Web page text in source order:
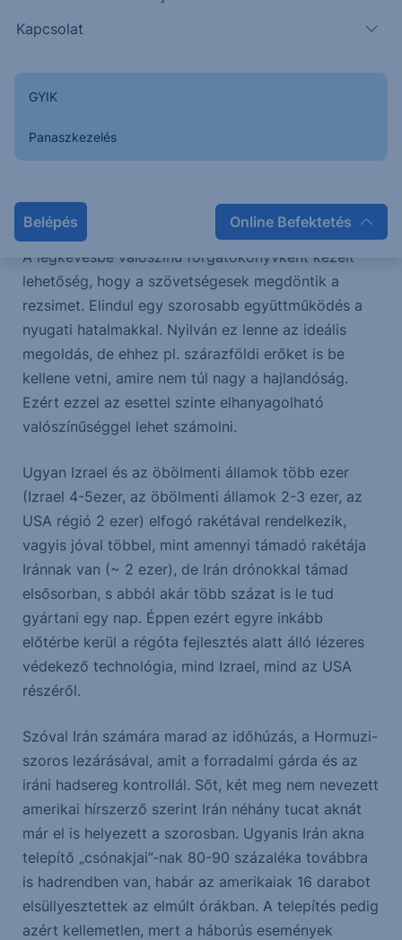
Kapcsolat
GYIK
Panaszkezelés
Belépés Online Befektetés
Kisebb valószínűséggel jöhet egy gyors béke, egy
hogy Irán gyorsan vissza tudja építeni a háborús
megfelelően elpusztítva. Ezt tekintik a legrosszabb
forgatókönyvnek, hiszen akkor az egész hajcihő
elodázná néhány évvel.
A legkevésbé valószínű forgatókönyvként kezelt
lehetőség, hogy a szövetségesek megdöntik a
rezsimet. Elindul egy szorosabb együttműködés a
nyugati hatalmakkal. Nyilván ez lenne az ideális
megoldás, de ehhez pl. szárazföldi erőket is be
kellene vetni, amire nem túl nagy a hajlandóság.
Ezért ezzel az esettel szinte elhanyagolható
valószínűséggel lehet számolni.
Ugyan Izrael és az öbölmenti államok több ezer
(Izrael 4-5ezer, az öbölmenti államok 2-3 ezer, az
USA régió 2 ezer) elfogó rakétával rendelkezik,
vagyis jóval többel, mint amennyi támadó rakétája
Iránnak van (~ 2 ezer), de Irán drónokkal támad
elsősorban, s abból akár több százat is le tud
gyártani egy nap. Éppen ezért egyre inkább
előtérbe kerül a régóta fejlesztés alatt álló lézeres
védekező technológia, mind Izrael, mind az USA
részéről.
Szóval Irán számára marad az időhúzás, a Hormuzi-
szoros lezárásával, amit a forradalmi gárda és az
iráni hadsereg kontrollál. Sőt, két meg nem nevezett
amerikai hírszerző szerint Irán néhány tucat aknát
már el is helyezett a szorosban. Ugyanis Irán akna
telepítő „csónakjai”-nak 80-90 százaléka továbbra
is hadrendben van, habár az amerikaiak 16 darabot
elsüllyesztettek az elmúlt órákban. A telepítés pedig
azért kellemetlen, mert a háborús események